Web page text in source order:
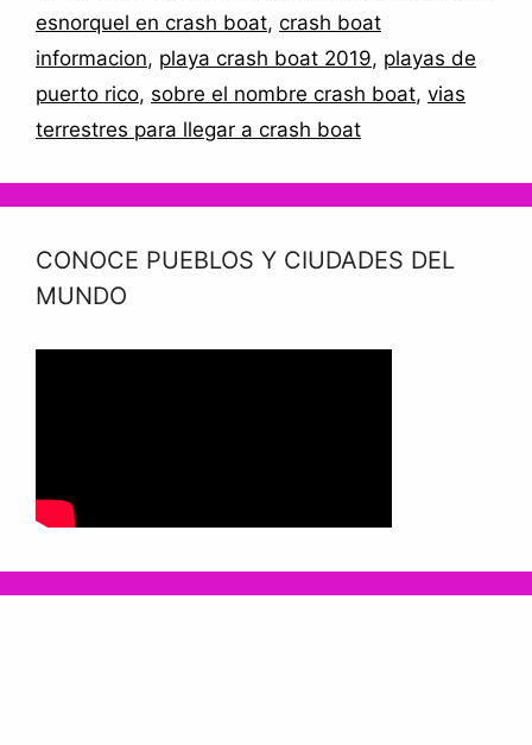
esnorquel en crash boat, crash boat
informacion, playa crash boat 2019, playas de
puerto rico, sobre el nombre crash boat, vias
terrestres para llegar a crash boat
CONOCE PUEBLOS Y CIUDADES DEL
MUNDO